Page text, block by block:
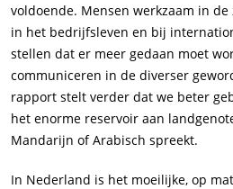
voldoende. Mensen werkzaam in
in het bedrijfsleven en bij
stellen dat er meer gedaan moet
communiceren in de diverser
rapport stelt verder dat we beter
het enorme reservoir aan
Mandarijn of Arabisch spreekt.
In Nederland is het moeilijke, op